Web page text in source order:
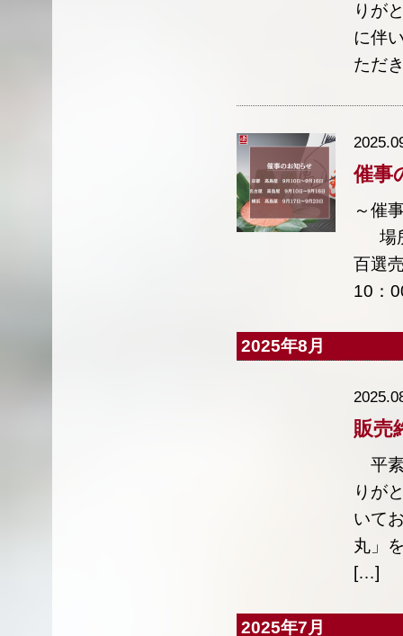
りが
に伴
ただ
催事
～催
場
百選
10：
2025年8月
販売
平素
りが
いて
丸」
[…]
2025年7月